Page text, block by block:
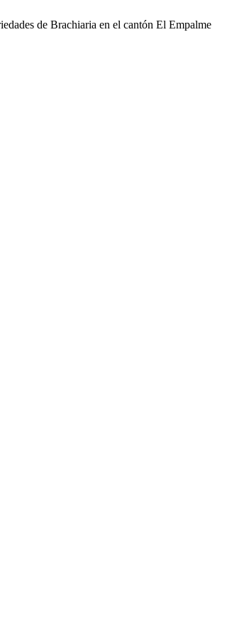
de Brachiaria en el cantón El Empalme